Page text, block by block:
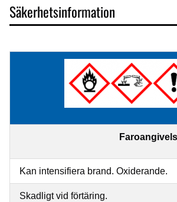
Säkerhetsinformation
Kan intensifiera brand. Oxiderande.
Skadligt vid förtäring.